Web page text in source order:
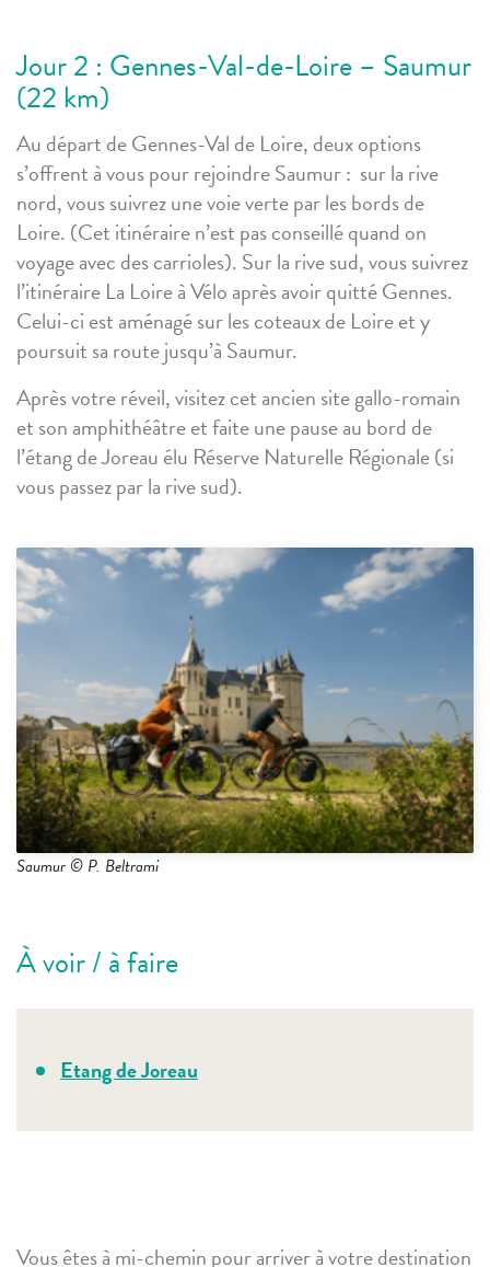
Jour 2 : Gennes-Val-de-Loire – Saumur
(22 km)
Au départ de Gennes-Val de Loire, deux options
s’offrent à vous pour rejoindre Saumur : sur la rive
nord, vous suivrez une voie verte par les bords de
Loire. (Cet itinéraire n’est pas conseillé quand on
voyage avec des carrioles). Sur la rive sud, vous suivrez
l’itinéraire La Loire à Vélo après avoir quitté Gennes.
Celui-ci est aménagé sur les coteaux de Loire et y
poursuit sa route jusqu’à Saumur.
Après votre réveil, visitez cet ancien site gallo-romain
et son amphithéâtre et faite une pause au bord de
l’étang de Joreau élu Réserve Naturelle Régionale (si
vous passez par la rive sud).
Saumur © P. Beltrami
À voir / à faire
Etang de Joreau
Vous êtes à mi-chemin pour arriver à votre destination